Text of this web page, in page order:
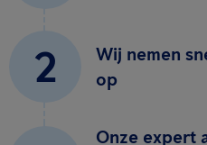
2
Wij nemen
op
Onze expert